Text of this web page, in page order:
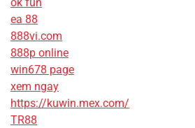
ok fun
ea 88
888vi.com
888p online
win678 page
xem ngay
https://kuwin.mex.com/
TR88